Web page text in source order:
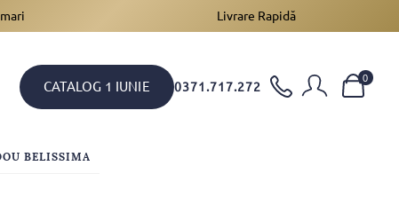
Livrare Rapidă
CATALOG 1 IUNIE 0371.717.272
0
BELISSIMA